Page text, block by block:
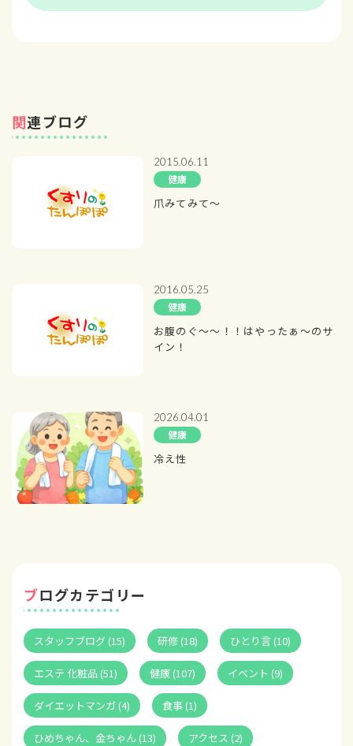
関連ブログ
2015.06.11
健康
爪みてみて～
2016.05.25
健康
お腹のぐ～～！！はやったぁ～のサ
イン！
2026.04.01
健康
冷え性
ブログカテゴリー
スタッフブログ (15) 研修 (18) ひとり言 (10)
エステ 化粧品 (51) 健康 (107) イベント (9)
ダイエットマンガ (4) 食事 (1)
ひめちゃん、金ちゃん (13) アクセス (2)